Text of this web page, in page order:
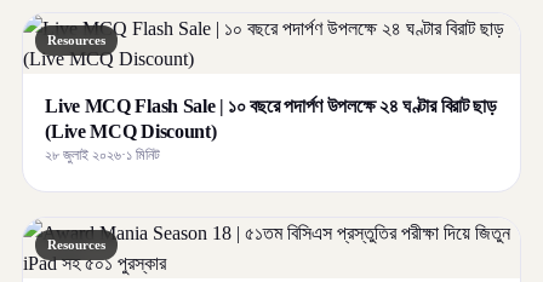
Resources
Live MCQ Flash Sale | ১০ বছরে পদার্পণ উপলক্ষে ২৪ ঘণ্টার বিরাট ছাড়
(Live MCQ Discount)
২৮ জুলাই ২০২৬·১ মিনিট
Resources